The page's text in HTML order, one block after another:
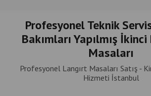
Profesyonel Teknik
Bakımları Yapılmış
Masaları
Profesyonel Langırt Masaları Satış -
Hizmeti İstanbul